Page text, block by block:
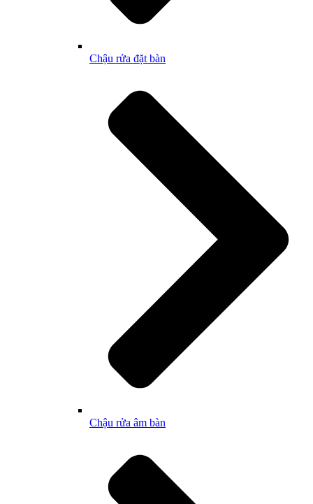
Chậu rửa đặt bàn
Chậu rửa âm bàn